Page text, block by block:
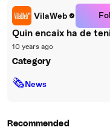
VilaWeb
Quin encaix ha de
10 years ago
Category
🗞News
Recommended